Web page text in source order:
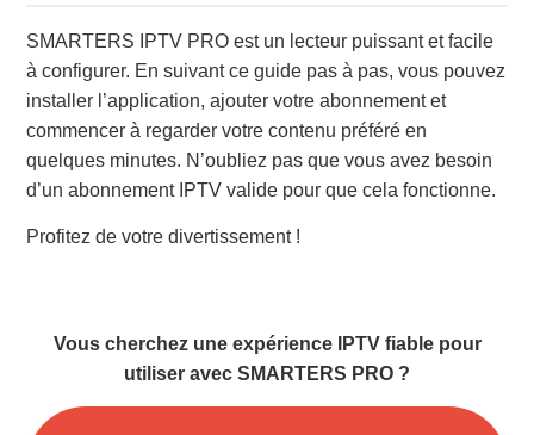
SMARTERS IPTV PRO est un lecteur puissant et facile
à configurer. En suivant ce guide pas à pas, vous pouvez
installer l’application, ajouter votre abonnement et
commencer à regarder votre contenu préféré en
quelques minutes. N’oubliez pas que vous avez besoin
d’un abonnement IPTV valide pour que cela fonctionne.
Profitez de votre divertissement !
Vous cherchez une expérience IPTV fiable pour
utiliser avec SMARTERS PRO ?